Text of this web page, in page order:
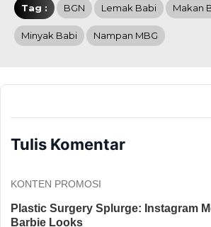
Tag : BGN Lemak Babi Makan
Minyak Babi Nampan MBG
Tulis Komentar